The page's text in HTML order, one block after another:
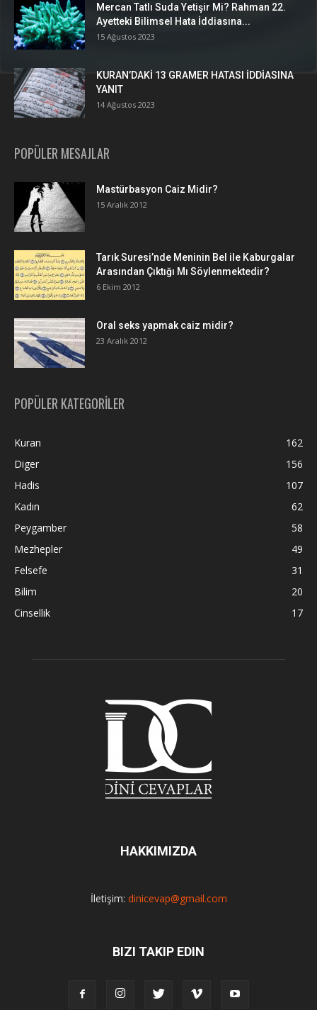
Mercan Tatlı Suda Yetişir Mi? Rahman 22.
Ayetteki Bilimsel Hata İddiasına...
15 Ağustos 2023
KURAN’DAKİ 13 GRAMER HATASI İDDİASINA
YANIT
14 Ağustos 2023
POPÜLER MESAJLAR
Mastürbasyon Caiz Midir?
15 Aralık 2012
Tarık Suresi’nde Meninin Bel ile Kaburgalar
Arasından Çıktığı Mı Söylenmektedir?
6 Ekim 2012
Oral seks yapmak caiz midir?
23 Aralık 2012
POPÜLER KATEGORİLER
Kuran
162
Diger
156
Hadis
107
Kadın
62
Peygamber
58
Mezhepler
49
Felsefe
31
Bilim
20
Cinsellik
17
HAKKIMIZDA
İletişim: dinicevap@gmail.com
BIZI TAKIP EDIN